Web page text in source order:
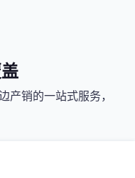
产销的一站式服务，